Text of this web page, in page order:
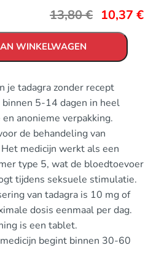
13,80€ 10,37 €
WINKELWAGEN
je tadagra zonder recept
5-14 dagen in heel
anonieme verpakking.
de behandeling van
medicijn werkt als een
type 5, wat de bloedtoevoer
tijdens seksuele stimulatie.
van tadagra is 10 mg of
dosis eenmaal per dag.
is een tablet.
begint binnen 30-60